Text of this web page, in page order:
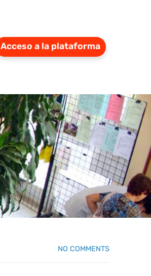
Acceso a la plataforma
NO COMMENTS